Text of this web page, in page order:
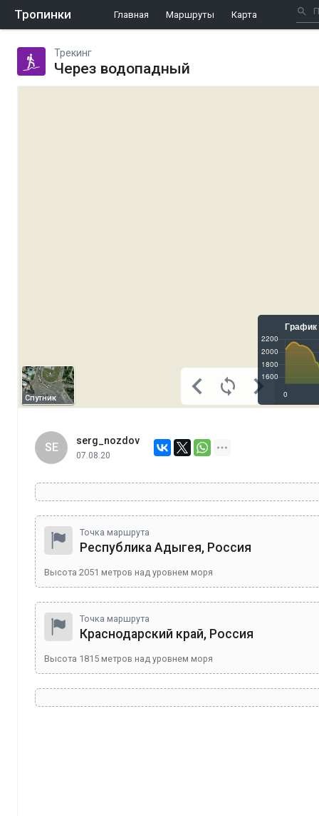
Тропинки Главная Маршруты Карта
Трекинг
Через водопадный
Спутник
SE
serg_nozdov
07.08.20
Точка маршрута
Республика Адыгея, Россия
Высота 2051 метров над уровнем моря
Точка маршрута
Краснодарский край, Россия
Высота 1815 метров над уровнем моря